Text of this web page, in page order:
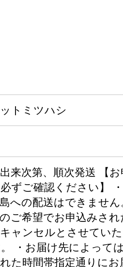
トミツハシ
来次第、順次発送 【お
ずご確認ください】
への配送はできません
ご希望でお申込みされ
ャンセルとさせてい
・お届け先によっては
た時間帯指定通りにお